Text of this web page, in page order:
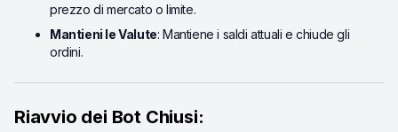
prezzo di mercato o limite.
Mantieni le Valute: Mantiene i saldi attuali e chiude gli
ordini.
Riavvio dei Bot Chiusi: